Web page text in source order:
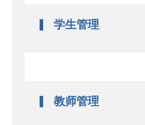
学生管理
教师管理